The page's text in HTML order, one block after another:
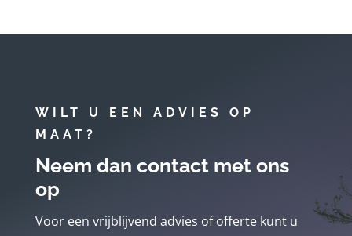
WILT U EEN ADVIES OP
MAAT?
Neem dan contact met ons
op
Voor een vrijblijvend advies of offerte kunt u